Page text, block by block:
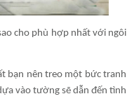
cho phù hợp nhất với ngôi
bạn nên treo một bức tranh
vào tường sẽ dẫn đến tình